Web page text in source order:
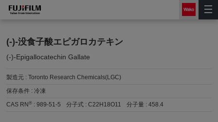
(-)-没食子酸エピガロカテキン
(-)-Epigallocatechin Gallate
製造元 :Toronto Research Chemicals(LGC)
保存条件 :冷凍
CAS RN® :989-51-5 分子式 :C22H18O11 分子量 :458.4